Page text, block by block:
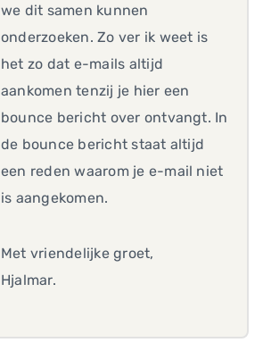
we dit samen kunnen
onderzoeken. Zo ver ik weet is
het zo dat e-mails altijd
aankomen tenzij je hier een
bounce bericht over ontvangt. In
de bounce bericht staat altijd
een reden waarom je e-mail niet
is aangekomen.
Met vriendelijke groet,
Hjalmar.